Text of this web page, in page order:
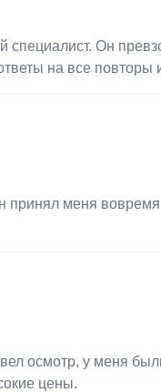
Он
на все повторы
меня
осмотр, у меня
цены.